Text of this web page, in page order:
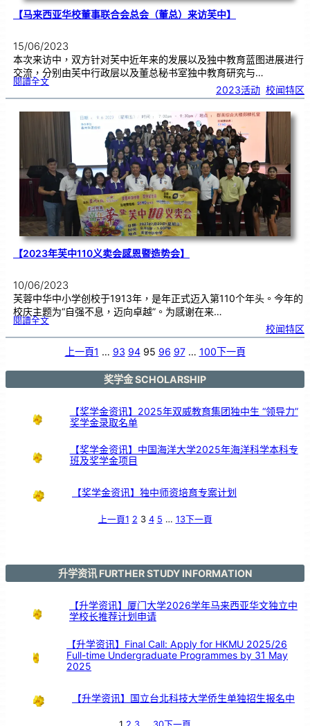
【马来西亚华校董事联合会总会（董总）来访芙中】
15/06/2023
本次来访中，双方针对芙中近年来的发展以及独中教育蓝图进展进行
交流，分别由芙中行政层以及董总秘书室独中教育研究与…
閱讀全文:【
来
西
华
校
董
总
）
来
访芙
】
2023活动 校闻特区
【2023年芙中110义卖会感恩暨造势会】
10/06/2023
芙蓉中华中小学创校于1913年，是年正式迈入第110个年头。今年的
校庆主题为“自强不息，迈向卓越”。为感谢在来…
閱讀全文:【
2
0
会
校闻特区
上一頁1 … 93 94 95 96 97 … 100下一頁
奖学金 SCHOLARSHIP
【奖学金资讯】2025年双威教育集团独中生 “领导力”
奖学金录取名单
【奖学金资讯】中国海洋大学2025年海洋科学本科专
班及奖学金项目
【奖学金资讯】独中师资培育专案计划
上一頁1 2 3 4 5 … 13下一頁
升学资讯 FURTHER STUDY INFORMATION
【升学资讯】厦门大学2026学年马来西亚华文独立中
学校长推荐计划申请
【升学资讯】Final Call: Apply for HKMU 2025/26
Full-time Undergraduate Programmes by 31 May
2025
【升学资讯】国立台北科技大学侨生单独招生报名中